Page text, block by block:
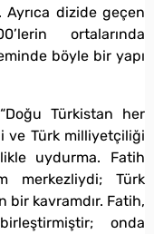
Ayrıca dizide geçen
ortalarında
böyle bir yapı
Türkistan her
ve Türk milliyetçiliği
uydurma. Fatih
merkezliydi; Türk
bir kavramdır. Fatih,
onda